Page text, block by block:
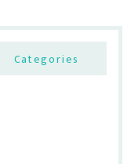
Categories